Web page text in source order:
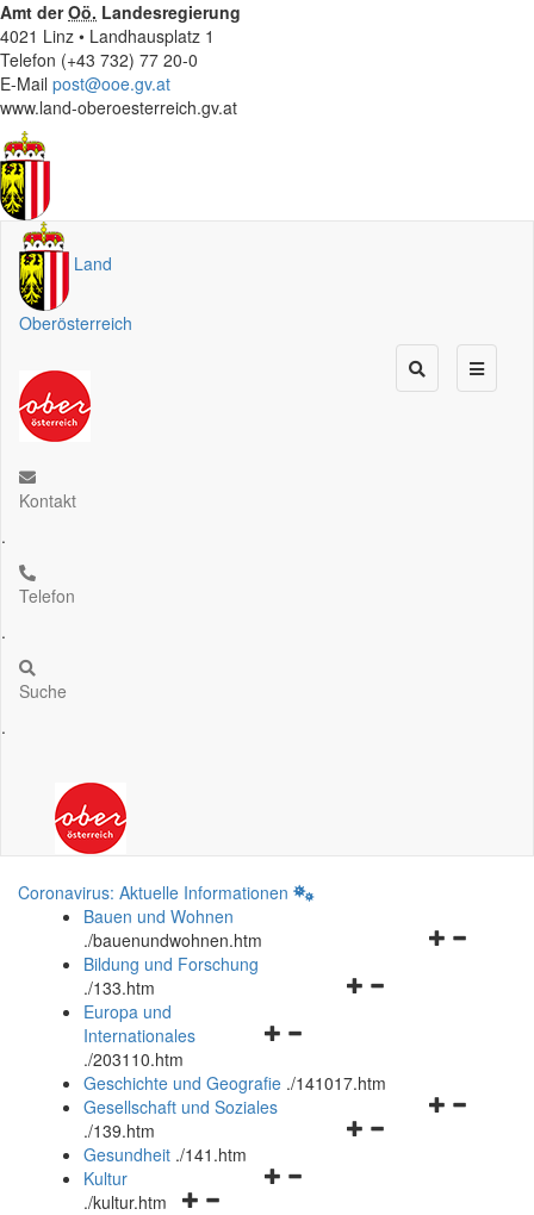
Amt derOö. Landesregierung
4021 Linz • Landhausplatz 1
Telefon (+43 732) 77 20-0
E-Mail post@ooe.gv.at
www.land-oberoesterreich.gv.at
Land
Oberösterreich
Kontakt
.
Telefon
.
Suche
.
Coronavirus: Aktuelle Informationen
Bauen und Wohnen
./bauenundwohnen.htm
Navigationsmenü
Bildung und Forschung
./133.htm
Navigationsmenü
und
schließen
Europa und
Internationales
./203110.htm
Geschichte und Geografie ./141017.htm
Navigationsmenü
Gesellschaft und Soziales
./139.htm
Navigationsmenü
Gesundheit ./141.htm
Navigationsmenü
Kultur
./kultur.htm